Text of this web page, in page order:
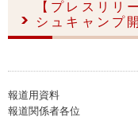
【プレスリリ
シュキャンプ
報道用資料
報道関係者各位